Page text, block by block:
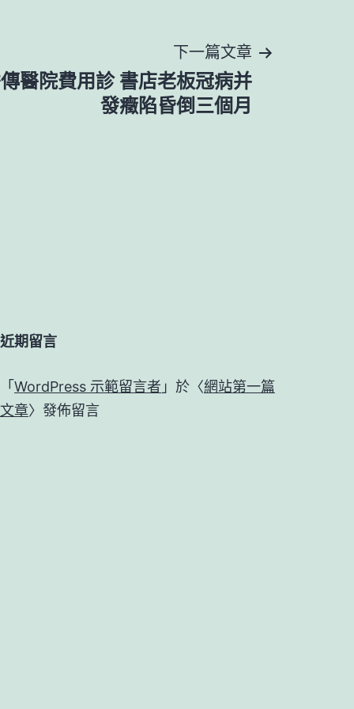
下一篇文章
醫院費用診 書店老板冠病并
發癥陷昏倒三個月
近期留言
「 WordPress 示範留言者 」於〈網站第一篇
文章〉發佈留言